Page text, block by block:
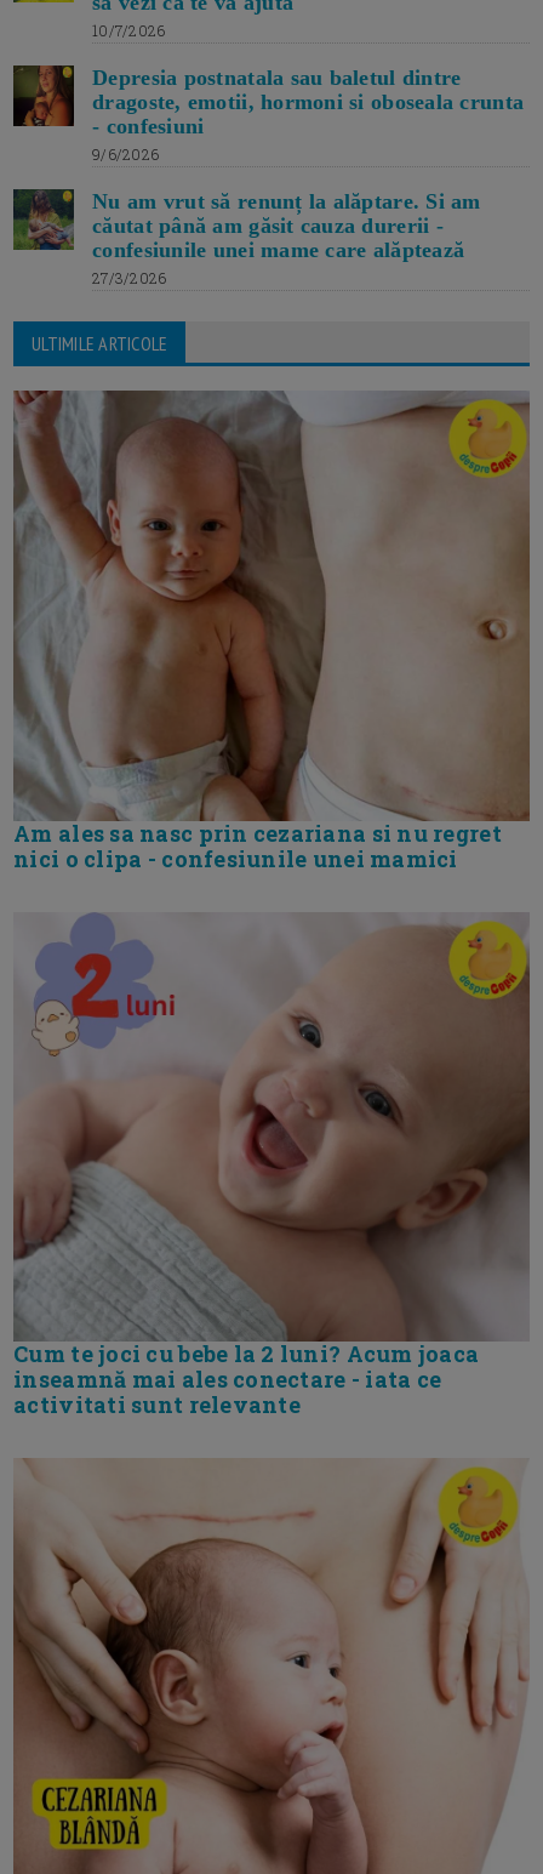
10/7/2026
Depresia postnatala sau baletul dintre
dragoste, emotii, hormoni si oboseala crunta
- confesiuni
9/6/2026
Nu am vrut să renunț la alăptare. Si am
căutat până am găsit cauza durerii -
confesiunile unei mame care alăptează
27/3/2026
ULTIMILE ARTICOLE
Am ales sa nasc prin cezariana si nu regret
nici o clipa - confesiunile unei mamici
Cum te joci cu bebe la 2 luni? Acum joaca
inseamnă mai ales conectare - iata ce
activitati sunt relevante